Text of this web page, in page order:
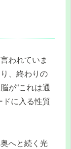
われていま
、終わりの
が“これは通
ドに入る性質
へと続く光